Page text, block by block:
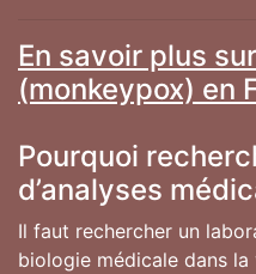
En savoir plus
(monkeypox) en
Pourquoi
d’analyses
Il faut rechercher un
biologie médicale dans la